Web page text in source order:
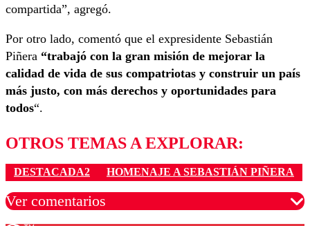
compartida”, agregó.
Por otro lado, comentó que el expresidente Sebastián
Piñera “trabajó con la gran misión de mejorar la
calidad de vida de sus compatriotas y construir un país
más justo, con más derechos y oportunidades para
todos“.
OTROS TEMAS A EXPLORAR:
DESTACADA2 HOMENAJE A SEBASTIÁN PIÑERA
Ver comentarios